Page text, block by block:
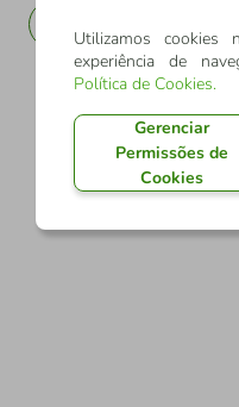
Utilizamos cookies
experiência de
Política de Cookies.
Gerenciar
Permissões de
Cookies